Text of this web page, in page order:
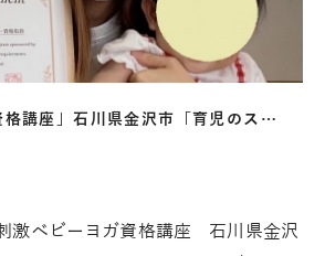
格講座」石川県金沢市「育児のス…
激ベビーヨガ資格講座 石川県金沢